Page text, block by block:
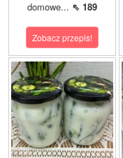
domowe... ⇖ 189
Zobacz przepis!